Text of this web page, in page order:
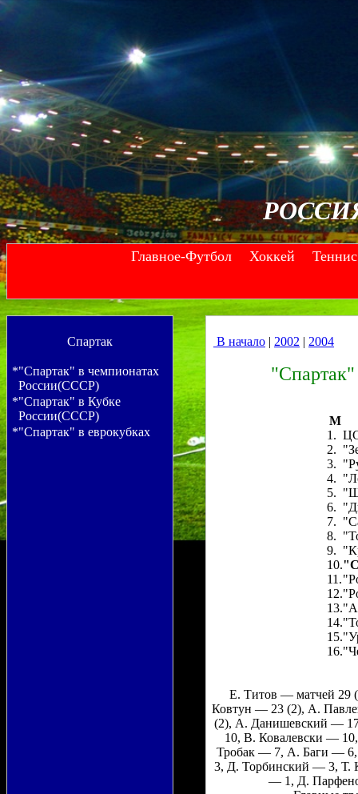
Главное-Футбол-- Хоккей Теннис
Спартак
*"Спартак" в чемпионатах
России(СССР)
*"Спартак" в Кубке
России(СССР)
*"Спартак" в еврокубках
В начало | 2002 | 2004
"Спартак"
M
1.
2.
3.
4.
5.
6.
7.
8.
9.
10.
11.
12.
13.
14.
15.
16.
Е. Титов — матчей 29
Ковтун — 23 (2), А.
(2), А. Данишевский —
10, В. Ковалевски —
Тробак — 7, А. Баги —
3, Д. Торбинский — 3,
— 1, Д.